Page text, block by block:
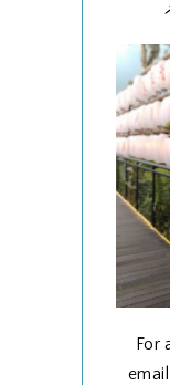
For